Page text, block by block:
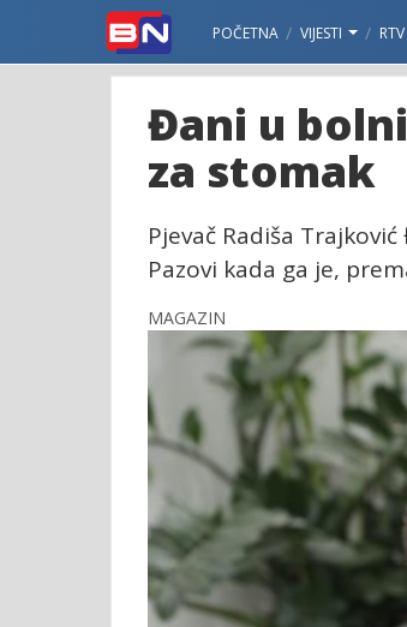
POČETNA VIJESTI
Đani u
za stomak
Pjevač Radiša
Pazovi kada ga je,
MAGAZIN